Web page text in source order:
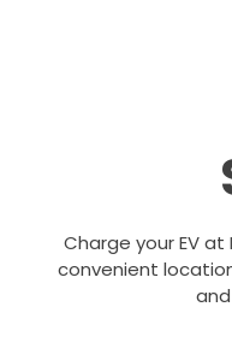
Charge your EV
convenient